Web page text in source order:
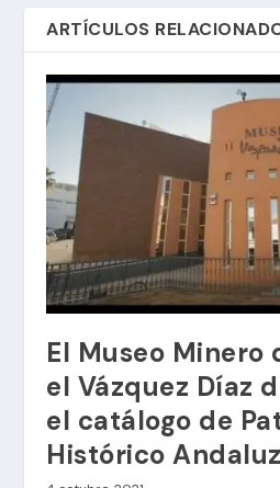
ARTÍCULOS
El Museo Minero
el Vázquez Díaz
el catálogo de
Histórico Andaluz